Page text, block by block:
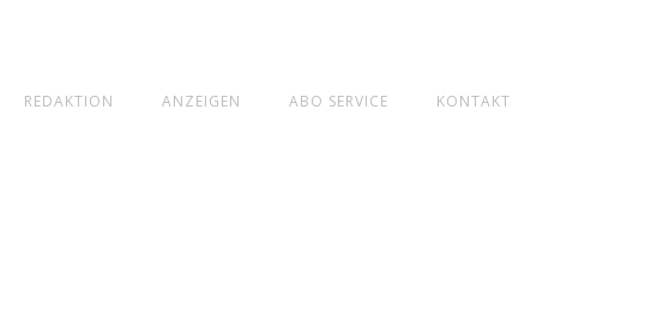
REDAKTION ANZEIGEN ABO SERVICE KONTAKT